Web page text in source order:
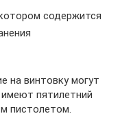
содержится
на винтовку могут
пятилетний
пистолетом.